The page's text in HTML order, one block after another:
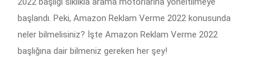
başlandı. Peki, Amazon Reklam Verme 2022 konusunda
neler bilmelisiniz? İşte Amazon Reklam Verme 2022
başlığına dair bilmeniz gereken her şey!